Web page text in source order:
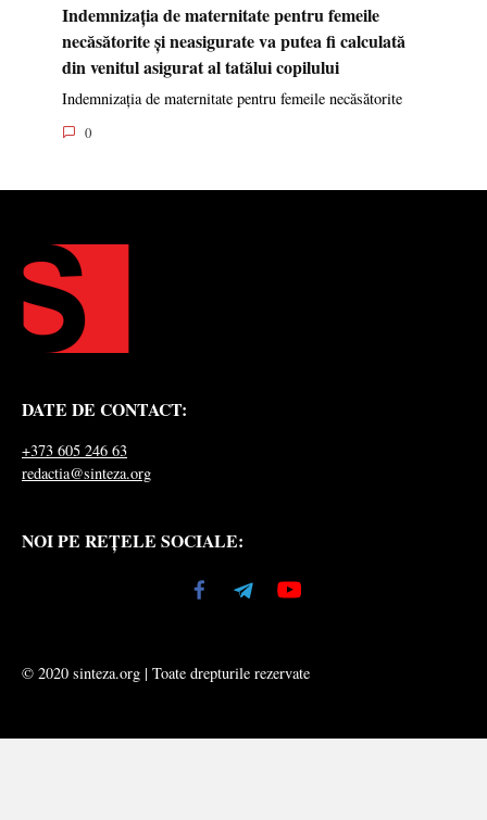
Indemnizația de maternitate pentru femeile
necăsătorite și neasigurate va putea fi calculată
din venitul asigurat al tatălui copilului
Indemnizația de maternitate pentru femeile necăsătorite
0
DATE DE CONTACT:
+373 605 246 63
redactia@sinteza.org
NOI PE REȚELE SOCIALE:
© 2020 sinteza.org | Toate drepturile rezervate